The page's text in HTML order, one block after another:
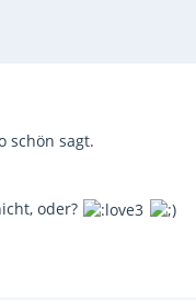
schön sagt.
oder?